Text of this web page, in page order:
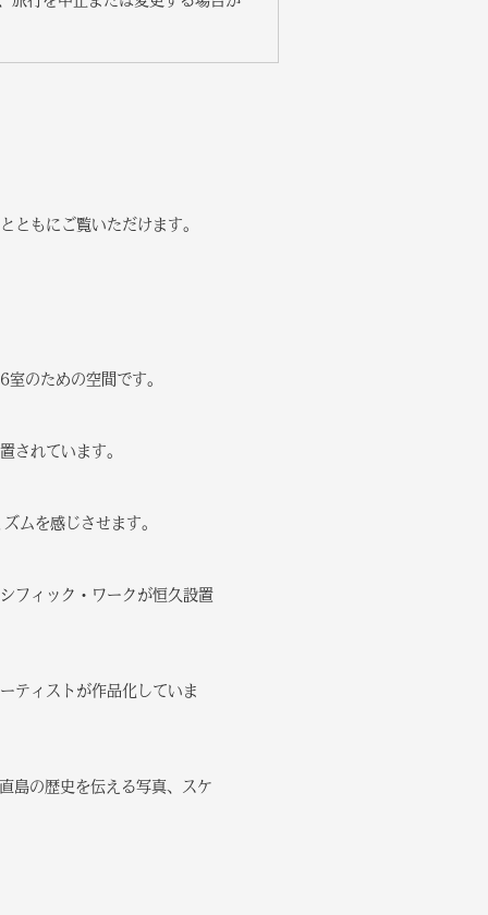
ともにご覧いただけます。
のための空間です。
されています。
ムを感じさせます。
フィック・ワークが恒久設置
ティストが作品化していま
島の歴史を伝える写真、スケ